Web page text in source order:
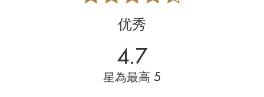
优秀
4.7
星為最高 5